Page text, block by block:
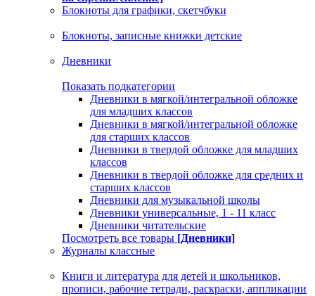
Блокноты для графики, скетчбуки
Блокноты, записные книжки детские
Дневники
Показать подкатегории
Дневники в мягкой/интегральной обложке
для младших классов
Дневники в мягкой/интегральной обложке
для старших классов
Дневники в твердой обложке для младших
классов
Дневники в твердой обложке для средних и
старших классов
Дневники для музыкальной школы
Дневники универсальные, 1 - 11 класс
Дневники читательские
Посмотреть все товары [Дневники]
Журналы классные
Книги и литература для детей и школьников,
прописи, рабочие тетради, раскраски, аппликации